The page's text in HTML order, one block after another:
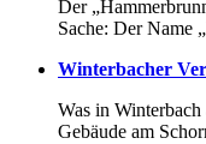
Der
Sache: Der Name
Winterbacher
Was in
Gebäude am